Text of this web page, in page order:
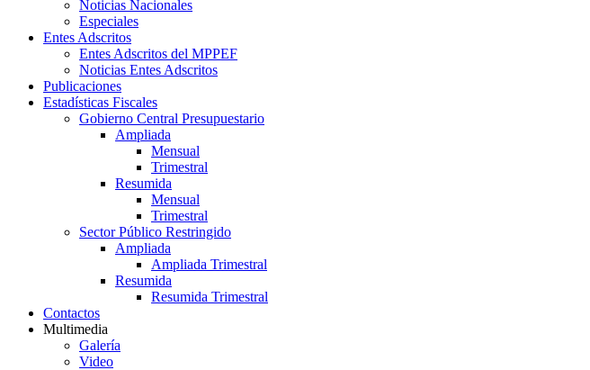
Noticias Nacionales
Especiales
Entes Adscritos
Entes Adscritos del MPPEF
Noticias Entes Adscritos
Publicaciones
Estadísticas Fiscales
Gobierno Central Presupuestario
Ampliada
Mensual
Trimestral
Resumida
Mensual
Trimestral
Sector Público Restringido
Ampliada
Ampliada Trimestral
Resumida
Resumida Trimestral
Contactos
Multimedia
Galería
Video